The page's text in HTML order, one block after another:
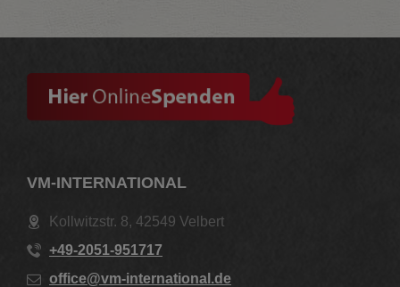
VM-INTERNATIONAL
Kollwitzstr. 8, 42549 Velbert
+49-2051-951717
office@vm-international.de